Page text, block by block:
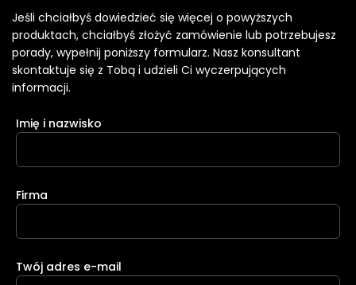
Jeśli chciałbyś dowiedzieć się więcej o powyższych
produktach, chciałbyś złożyć zamówienie lub potrzebujesz
porady, wypełnij poniższy formularz. Nasz konsultant
skontaktuje się z Tobą i udzieli Ci wyczerpujących
informacji.
Imię i nazwisko
Firma
Twój adres e-mail